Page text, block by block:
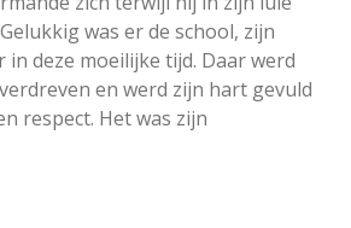
was er de school, zijn
in deze moeilijke tijd. Daar werd
en werd zijn hart gevuld
respect. Het was zijn